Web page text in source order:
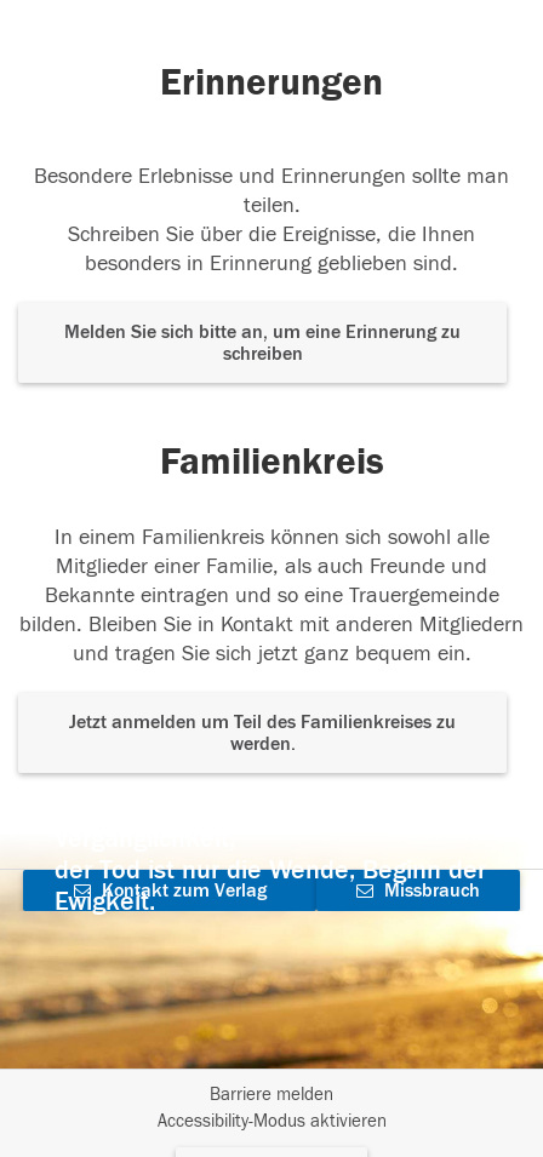
Erinnerungen
Besondere Erlebnisse und Erinnerungen sollte man
teilen.
Schreiben Sie über die Ereignisse, die Ihnen
besonders in Erinnerung geblieben sind.
Melden Sie sich bitte an, um eine Erinnerung zu
schreiben
Familienkreis
In einem Familienkreis können sich sowohl alle
Mitglieder einer Familie, als auch Freunde und
Bekannte eintragen und so eine Trauergemeinde
bilden. Bleiben Sie in Kontakt mit anderen Mitgliedern
und tragen Sie sich jetzt ganz bequem ein.
Jetzt anmelden um Teil des Familienkreises zu
werden.
der Tod ist nur die Wende, Beginn der
Ewigkeit.
Kontakt zum Verlag
aufnehmen
Missbrauch
Barriere melden
Accessibility-Modus aktivieren